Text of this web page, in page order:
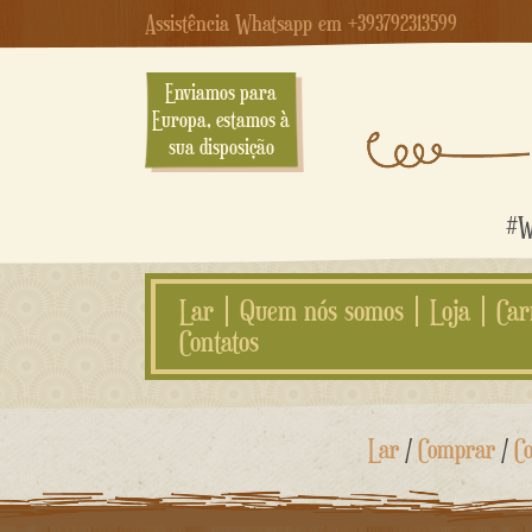
Assistência Whatsapp em +393792313599
Enviamos para
Europa, estamos à
sua disposição
Lar Quem nós somos Loja
Contatos
Ir
conteúdo
Lar/Comprar/